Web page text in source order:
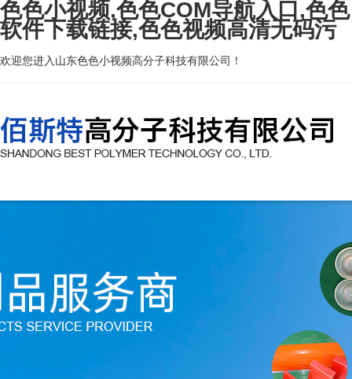
色色小视频,色色COM导航入口,色色
软件下载链接,色色视频高清无码污
欢迎您进入山东色色小视频高分子科技有限公司！